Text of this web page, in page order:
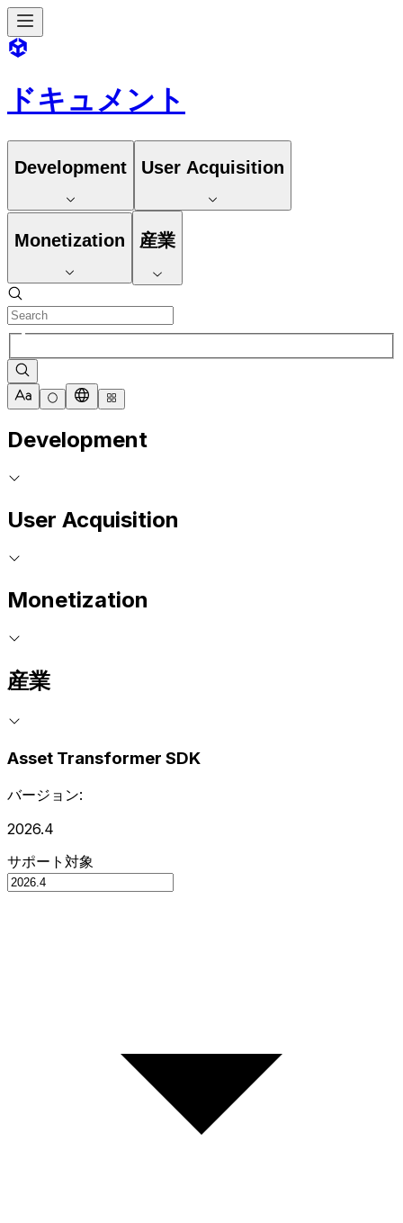
ドキュメント
Development User Acquisition
Monetization 産業
Development
User Acquisition
Monetization
産業
Asset Transformer SDK
バージョン:
2026.4
サポート対象